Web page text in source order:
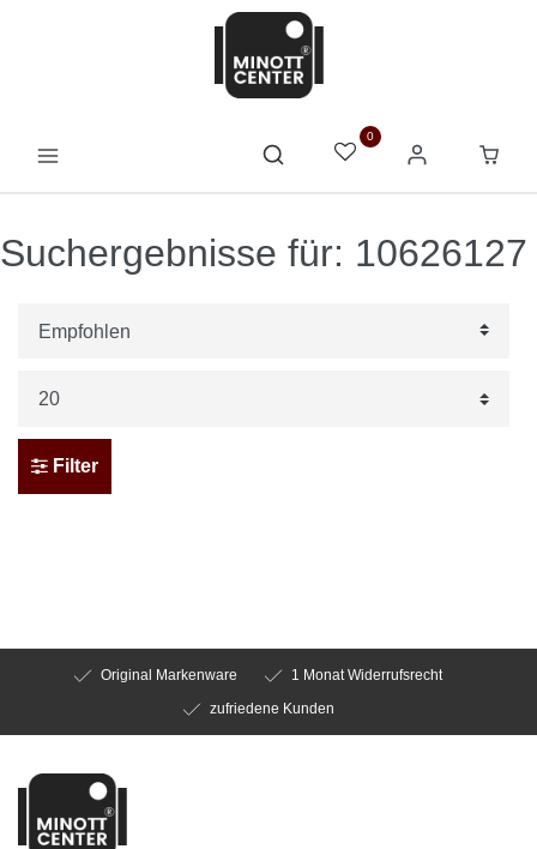
0
Suchergebnisse für: 10626127
Filter
Original Markenware
1 Monat Widerrufsrecht
zufriedene Kunden